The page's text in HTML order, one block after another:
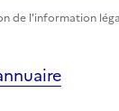
de l'information